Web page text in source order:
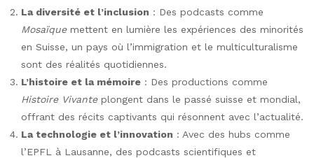
La diversité et l’inclusion : Des podcasts comme
Mosaïquemettent en lumière les expériences des minorités
en Suisse, un pays où l’immigration et le multiculturalisme
sont des réalités quotidiennes.
L’histoire et la mémoire : Des productions comme
Histoire Vivanteplongent dans le passé suisse et mondial,
offrant des récits captivants qui résonnent avec l’actualité.
La technologie et l’innovation : Avec des hubs comme
l’EPFL à Lausanne, des podcasts scientifiques et